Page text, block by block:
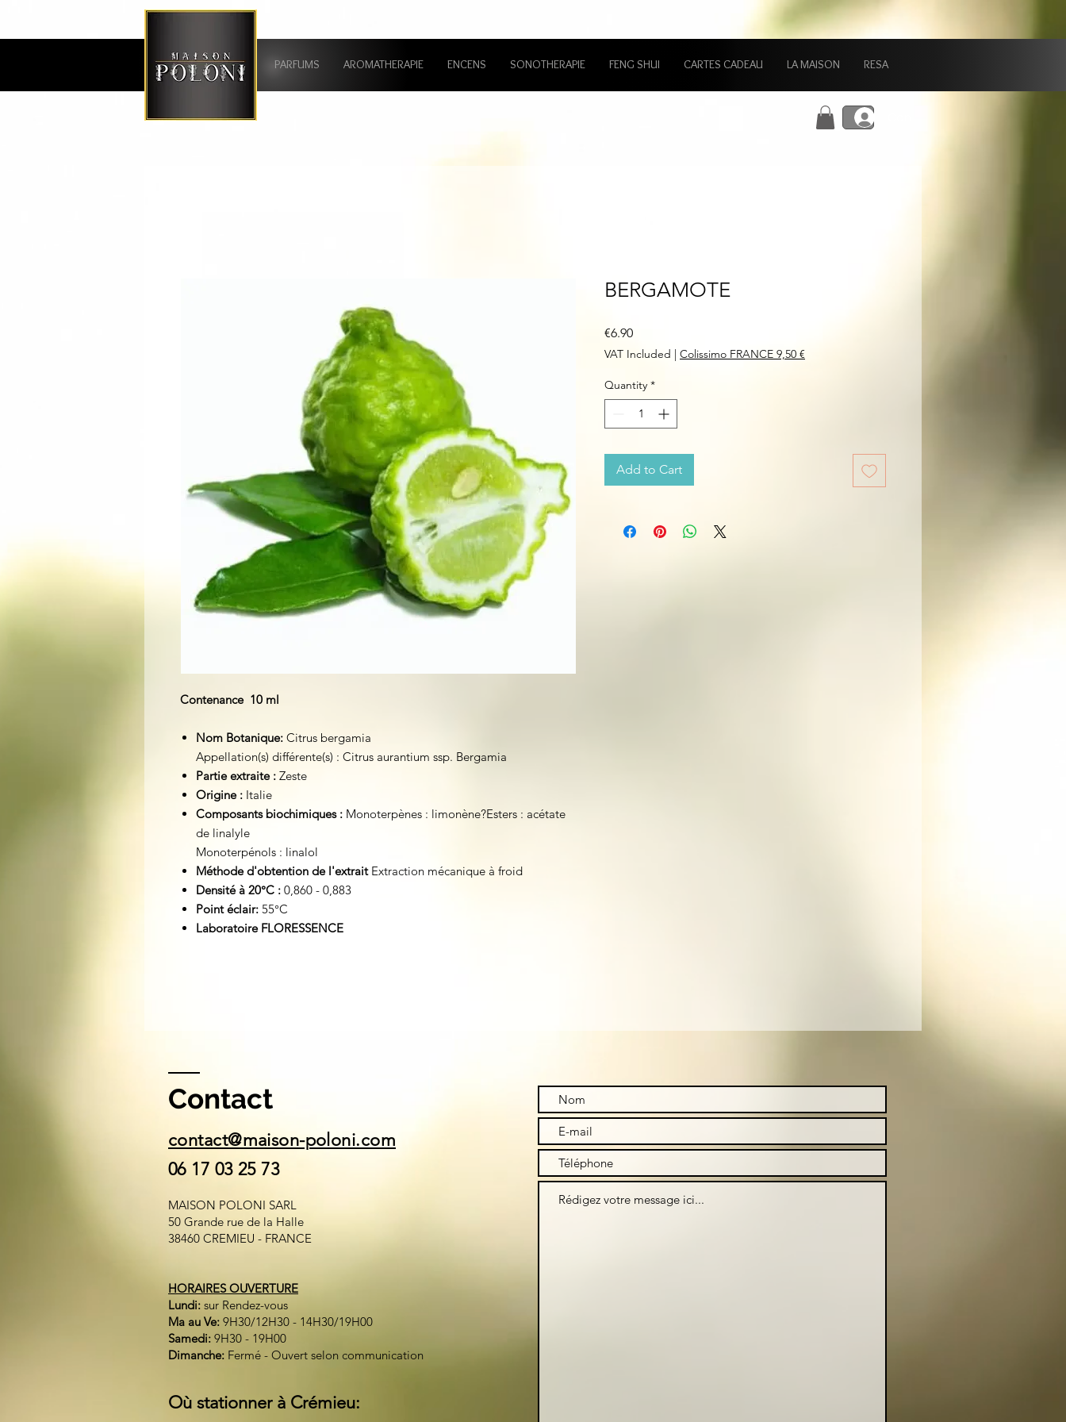
PARFUMS AROMATHERAPIE ENCENS SONOTHERAPIE FENG SHUI CARTES CADEAU LA MAISON RESA
Contenance 10 ml
Nom Botanique: Citrus bergamia
Appellation(s) différente(s) : Citrus aurantium ssp. Bergamia
Partie extraite : Zeste
Origine : Italie
Composants biochimiques : Monoterpènes : limonène?Esters : acétate
de linalyle
Monoterpénols : linalol
Méthode d'obtention de l'extrait Extraction mécanique à froid
Densité à 20°C : 0,860 - 0,883
Point éclair: 55°C
Laboratoire FLORESSENCE
BERGAMOTE
€6.90Price
VAT Included | Colissimo FRANCE 9,50 €
Quantity *
Add to Cart
Contact
contact@maison-poloni.com
06 17 03 25 73
MAISON POLONI SARL
50 Grande rue de la Halle
38460 CREMIEU - FRANCE
HORAIRES OUVERTURE
Lundi: sur Rendez-vous
Ma au Ve: 9H30/12H30 - 14H30/19H00
Samedi: 9H30 - 19H00
Dimanche: Fermé - Ouvert selon communication
Où stationner à Crémieu: